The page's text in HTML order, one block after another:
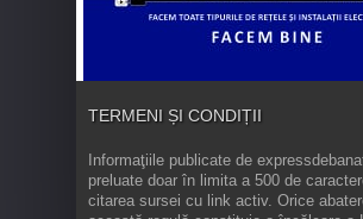
TERMENI ȘI CONDIȚII
Informaţiile publicate de
preluate doar în limita a 500 de
citarea sursei cu link activ. Orice